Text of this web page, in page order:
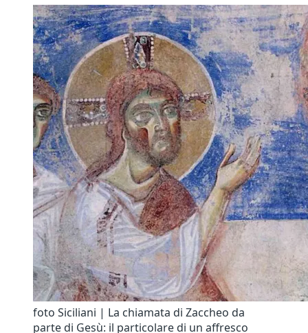
foto Siciliani | La chiamata di Zaccheo da
parte di Gesù: il particolare di un affresco